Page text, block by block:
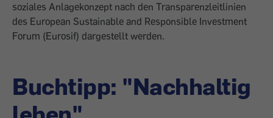
soziales Anlagekonzept nach den Transparenzleitlinien
des European Sustainable and Responsible Investment
Forum (Eurosif) dargestellt werden.
Buchtipp: "Nachhaltig